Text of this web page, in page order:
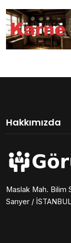
Hakkımızda
Maslak Mah. Bilim
Sarıyer / İSTANBUL